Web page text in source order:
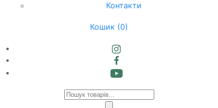
Контакти
Кошик (0)
Products